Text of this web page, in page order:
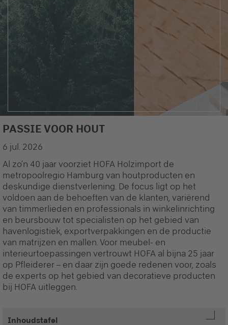
PASSIE VOOR HOUT
6 jul. 2026
Al zo’n 40 jaar voorziet HOFA Holzimport de
metropoolregio Hamburg van houtproducten en
deskundige dienstverlening. De focus ligt op het
voldoen aan de behoeften van de klanten, variërend
van timmerlieden en professionals in winkelinrichting
en beursbouw tot specialisten op het gebied van
havenlogistiek, exportverpakkingen en de productie
van matrijzen en mallen. Voor meubel- en
interieurtoepassingen vertrouwt HOFA al bijna 25 jaar
op Pfleiderer – en daar zijn goede redenen voor, zoals
de experts op het gebied van decoratieve producten
bij HOFA uitleggen.
Inhoudstafel